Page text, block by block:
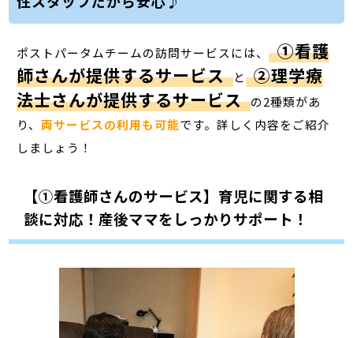
ポストパータムチームの訪問サービスには、 ①看護
師さんが提供するサービス と
②理学療
法士さんが提供するサービス の2種類があ
り、両サービスの利用も可能です。詳しく内容をご紹介
しましょう！
【①看護師さんのサービス】育児に関する相
談に対応！産後ママをしっかりサポート！